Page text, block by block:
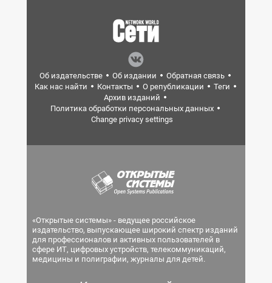
Об издательстве Об издании
Обратная связь
Как нас найти
Контакты О републикации
Теги
Архив изданий
Политика обработки персональных данных
Change privacy settings
«Открытые системы» - ведущее российское
издательство, выпускающее широкий спектр изданий
для профессионалов и активных пользователей в
сфере ИТ, цифровых устройств, телекоммуникаций,
медицины и полиграфии, журналы для детей.